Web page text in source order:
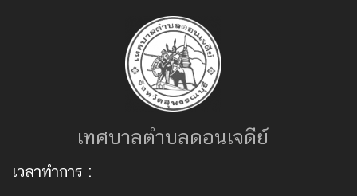
เทศบาลตำบลดอนเจดีย์
เวลาทำการ :